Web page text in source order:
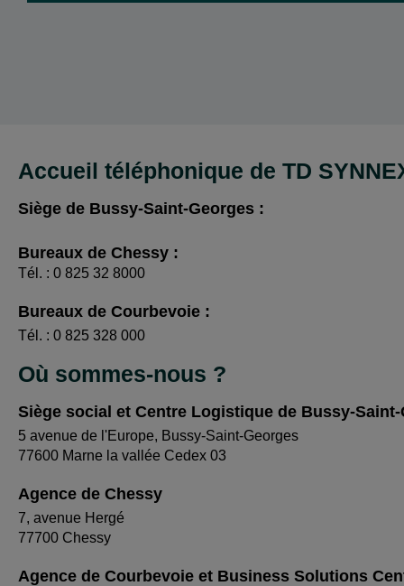
Accueil téléphonique de TD
Siège de Bussy-Saint-Georges :
Bureaux de Chessy :
Tél. : 0 825 32 8000
Bureaux de Courbevoie :
Tél. : 0 825 328 000
Où sommes-nous ?
Siège social et Centre Logistique de Bussy-Saint-
5 avenue de l'Europe, Bussy-Saint-Georges
77600 Marne la vallée Cedex 03
Agence de Chessy
7, avenue Hergé
77700 Chessy
Agence de Courbevoie et Business Solutions